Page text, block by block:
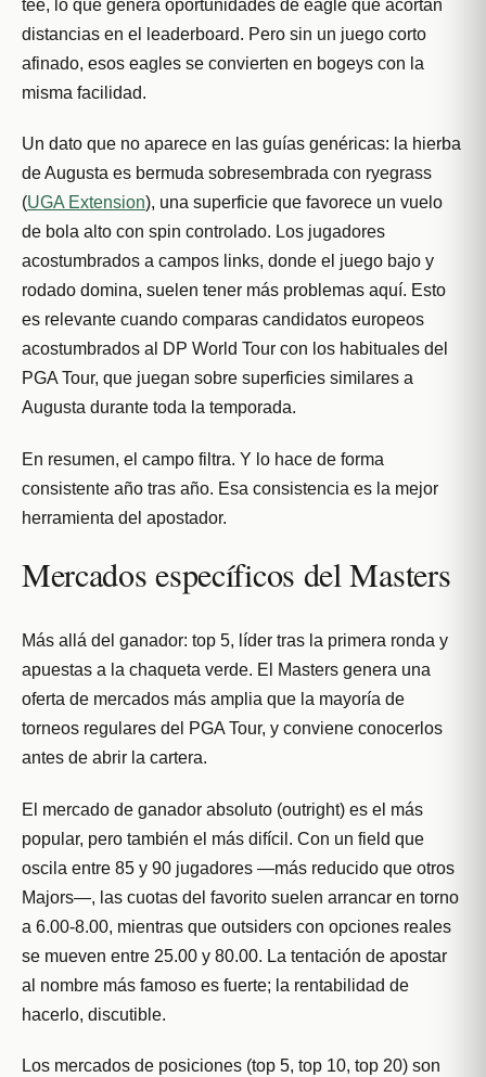
tee, lo que genera oportunidades de eagle que acortan
distancias en el leaderboard. Pero sin un juego corto
afinado, esos eagles se convierten en bogeys con la
misma facilidad.
Un dato que no aparece en las guías genéricas: la hierba
de Augusta es bermuda sobresembrada con ryegrass
(UGA Extension), una superficie que favorece un vuelo
de bola alto con spin controlado. Los jugadores
acostumbrados a campos links, donde el juego bajo y
rodado domina, suelen tener más problemas aquí. Esto
es relevante cuando comparas candidatos europeos
acostumbrados al DP World Tour con los habituales del
PGA Tour, que juegan sobre superficies similares a
Augusta durante toda la temporada.
En resumen, el campo filtra. Y lo hace de forma
consistente año tras año. Esa consistencia es la mejor
herramienta del apostador.
Mercados específicos del Masters
Más allá del ganador: top 5, líder tras la primera ronda y
apuestas a la chaqueta verde. El Masters genera una
oferta de mercados más amplia que la mayoría de
torneos regulares del PGA Tour, y conviene conocerlos
antes de abrir la cartera.
El mercado de ganador absoluto (outright) es el más
popular, pero también el más difícil. Con un field que
oscila entre 85 y 90 jugadores —más reducido que otros
Majors—, las cuotas del favorito suelen arrancar en torno
a 6.00-8.00, mientras que outsiders con opciones reales
se mueven entre 25.00 y 80.00. La tentación de apostar
al nombre más famoso es fuerte; la rentabilidad de
hacerlo, discutible.
Los mercados de posiciones (top 5, top 10, top 20) son